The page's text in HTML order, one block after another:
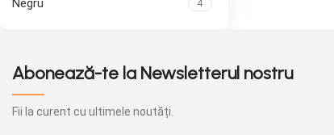
Negru 4
Abonează-te la Newsletterul nostru
Fii la curent cu ultimele noutăți.